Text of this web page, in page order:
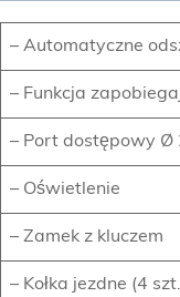
– Automatyczne
– Funkcja
– Port dostępowy Ø
– Oświetlenie
– Zamek z kluczem
– Kołka jezdne (4